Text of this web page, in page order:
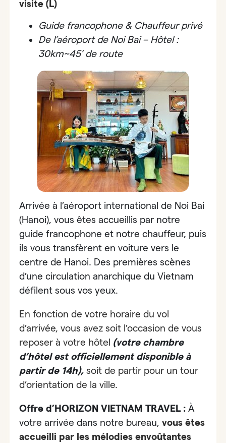
visite (L)
Guide francophone & Chauffeur privé
De l’aéroport de Noi Bai – Hôtel :
30km~45’ de route
Arrivée à l’aéroport international de Noi Bai
(Hanoi), vous êtes accueillis par notre
guide francophone et notre chauffeur, puis
ils vous transfèrent en voiture vers le
centre de Hanoi. Des premières scènes
d’une circulation anarchique du Vietnam
défilent sous vos yeux.
En fonction de votre horaire du vol
d’arrivée, vous avez soit l’occasion de vous
reposer à votre hôtel (votre chambre
d’hôtel est officiellement disponible à
partir de 14h), soit de partir pour un tour
d’orientation de la ville.
Offre d’HORIZON VIETNAM TRAVEL : À
votre arrivée dans notre bureau,vous êtes
accueilli par les mélodies envoûtantes